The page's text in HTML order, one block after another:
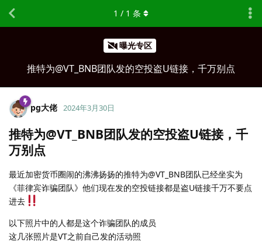
曝光专区
推特为@VT_BNB团队发的空投盗U链接，千万别点
1 / 1 条
pg大佬 2024年3月30日
推特为@VT_BNB团队发的空投盗U链接，千
万别点
最近加密货币圈闹的沸沸扬扬的推特为@VT_BNB团队已经坐实为
《菲律宾诈骗团队》他们现在发的空投链接都是盗U链接千万不要点
进去
以下照片中的人都是这个诈骗团队的成员
这几张照片是VT之前自己发的活动照